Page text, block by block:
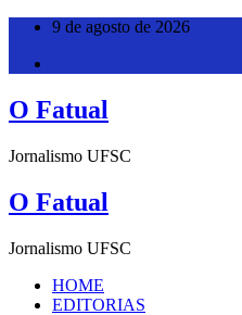
Pular
9 de agosto de 2026
O Fatual
Jornalismo UFSC
O Fatual
Jornalismo UFSC
HOME
EDITORIAS